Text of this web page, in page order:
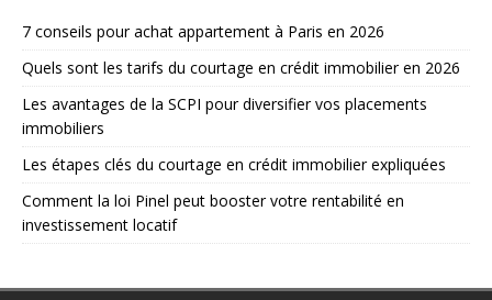
7 conseils pour achat appartement à Paris en 2026
Quels sont les tarifs du courtage en crédit immobilier en 2026
Les avantages de la SCPI pour diversifier vos placements
immobiliers
Les étapes clés du courtage en crédit immobilier expliquées
Comment la loi Pinel peut booster votre rentabilité en
investissement locatif